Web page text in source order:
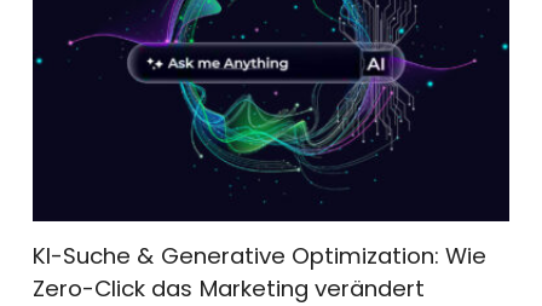
& Generative Optimization: Wie
Click das Marketing verändert
Was